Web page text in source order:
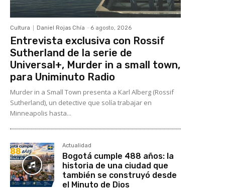
Cultura Daniel Rojas Chía - 6 agosto, 2026
Entrevista exclusiva con Rossif
Sutherland de la serie de
Universal+, Murder in a small town,
para Uniminuto Radio
Murder in a Small Town presenta a Karl Alberg (Rossif
Sutherland), un detective que solía trabajar en
Minneapolis hasta...
Actualidad
Bogotá cumple 488 años: la
historia de una ciudad que
también se construyó desde
el Minuto de Dios